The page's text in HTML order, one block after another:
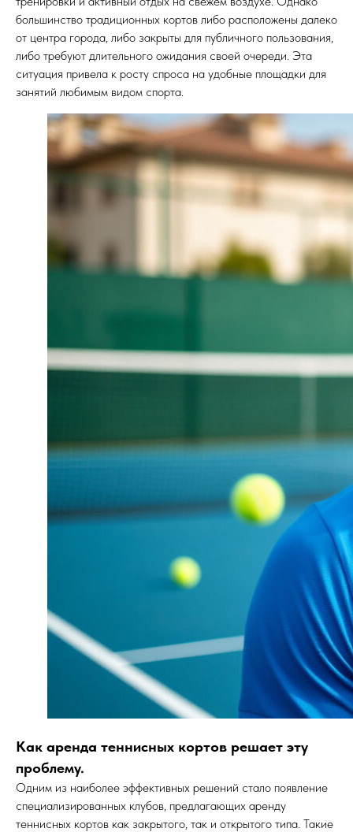
большинство традиционных кортов либо расположены далеко
от центра города, либо закрыты для публичного пользования,
либо требуют длительного ожидания своей очереди. Эта
ситуация привела к росту спроса на удобные площадки для
занятий любимым видом спорта.
Как аренда теннисных кортов решает эту
проблему.
Одним из наиболее эффективных решений стало появление
специализированных клубов, предлагающих аренду
теннисных кортов как закрытого, так и открытого типа. Такие